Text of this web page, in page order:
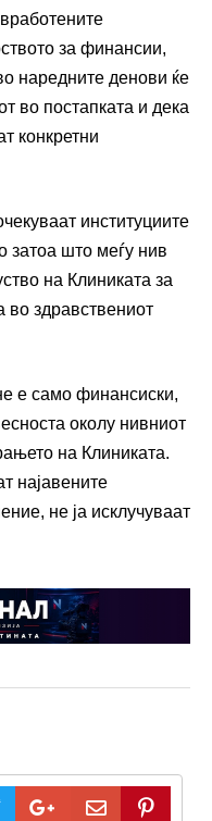
за финансии,
наредните денови ќе
во постапката и дека
конкретни
институциите
затоа што меѓу нив
на Клиниката за
во здравствениот
е само финансиски,
околу нивниот
на Клиниката.
најавените
не ја исклучуваат